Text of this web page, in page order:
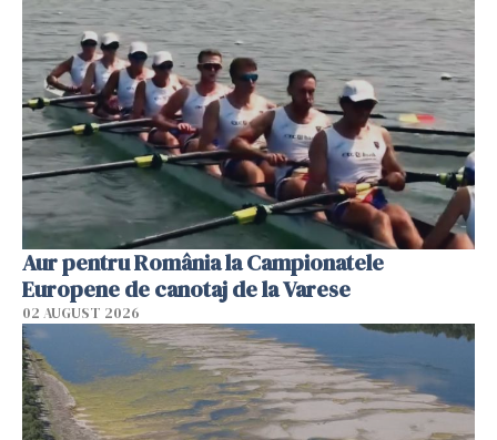
Aur pentru România la Campionatele
Europene de canotaj de la Varese
02 AUGUST 2026